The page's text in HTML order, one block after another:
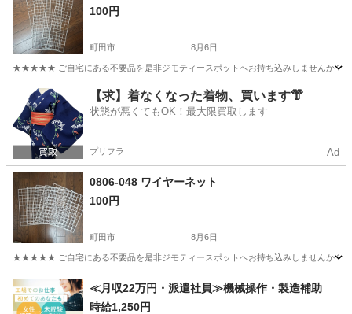
100円
町田市 8月6日
★★★★★ ご自宅にある不要品を是非ジモティースポットへお持ち込みしませんか？
東京 町田市 収納家具 現地
【求】着なくなった着物、買います👘
状態が悪くてもOK！最大限買取します
プリフラ Ad
0806-048 ワイヤーネット
100円
町田市 8月6日
★★★★★ ご自宅にある不要品を是非ジモティースポットへお持ち込みしませんか？
東京 町田市 収納家具 現地
≪月収22万円・派遣社員≫機械操作・製造補助
時給1,250円